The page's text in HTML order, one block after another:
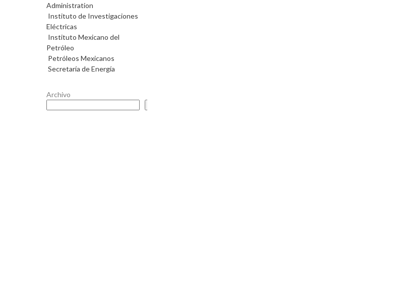
Administration
Instituto de Investigaciones
Eléctricas
Instituto Mexicano del
Petróleo
Petróleos Mexicanos
Secretaría de Energía
Archivo